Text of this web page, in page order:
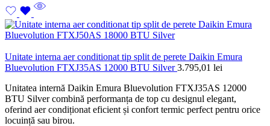
Unitate interna aer conditionat tip split de perete Daikin Emura
Bluevolution FTXJ35AS 12000 BTU Silver3.795,01 lei
Unitatea internă Daikin Emura Bluevolution FTXJ35AS 12000
BTU Silver combină performanța de top cu designul elegant,
oferind aer condiționat eficient și confort termic perfect pentru orice
locuință sau birou.